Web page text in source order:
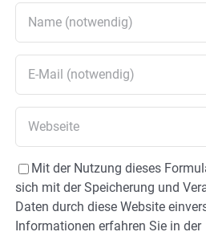
Mit der Nutzung dieses
sich mit der Speicherung und
Daten durch diese Website
Informationen erfahren Sie in der